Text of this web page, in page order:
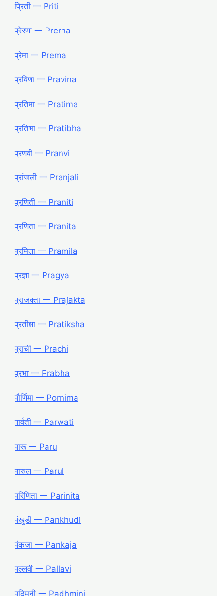
प्रिती 一 Priti
प्रेरणा 一 Prerna
प्रेमा 一 Prema
प्रविणा 一 Pravina
प्रतिमा 一 Pratima
प्रतिभा 一 Pratibha
प्रणवी 一 Pranvi
प्रांजली 一 Pranjali
प्रणिती 一 Praniti
प्रणिता 一 Pranita
प्रमिला 一 Pramila
प्रज्ञा 一 Pragya
प्राजक्ता 一 Prajakta
प्रतीक्षा 一 Pratiksha
प्राची 一 Prachi
प्रभा 一 Prabha
पौर्णिमा 一 Pornima
पार्वती 一 Parwati
पारू 一 Paru
पारुल 一 Parul
परिणिता 一 Parinita
पंखुडी 一 Pankhudi
पंकजा 一 Pankaja
पल्लवी 一 Pallavi
पद्मिनी 一 Padhmini